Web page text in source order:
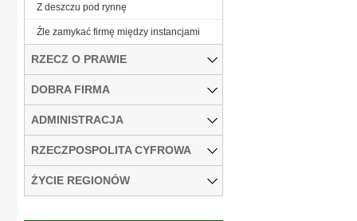
Z deszczu pod rynnę
Źle zamykać firmę między instancjami
RZECZ O PRAWIE
DOBRA FIRMA
ADMINISTRACJA
RZECZPOSPOLITA CYFROWA
ŻYCIE REGIONÓW